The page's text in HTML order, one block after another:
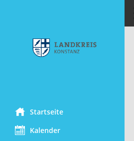
Startseite
Kalender